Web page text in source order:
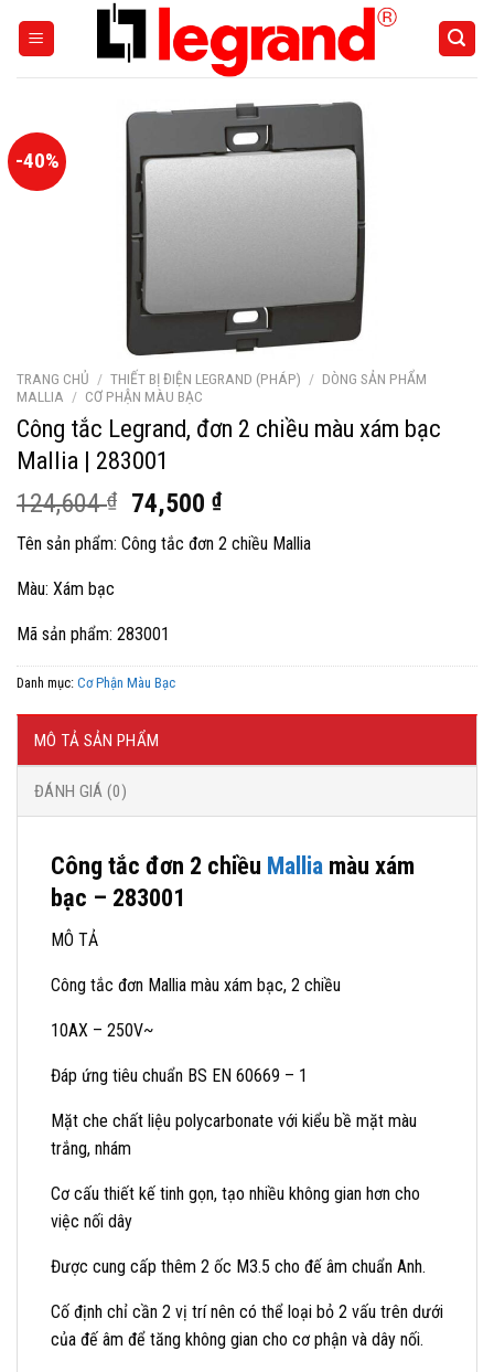
-40%
TRANG CHỦ / THIẾT BỊ ĐIỆN LEGRAND (PHÁP) / DÒNG SẢN PHẨM
MALLIA / CƠ PHẬN MÀU BẠC
Công tắc Legrand, đơn 2 chiều màu xám bạc
Mallia | 283001
124,604₫
Giá
gốc
là:
74,500₫Giá
hiện
tại
Tên sản phẩm: Công tắc đơn 2 chiều Mallia
Màu: Xám bạc
Mã sản phẩm: 283001
Danh mục: Cơ Phận Màu Bạc
MÔ TẢ SẢN PHẨM
ĐÁNH GIÁ (0)
Công tắc đơn 2 chiều Mallia màu xám
bạc – 283001
MÔ TẢ
Công tắc đơn Mallia màu xám bạc, 2 chiều
10AX – 250V~
Đáp ứng tiêu chuẩn BS EN 60669 – 1
Mặt che chất liệu polycarbonate với kiểu bề mặt màu
trắng, nhám
Cơ cấu thiết kế tinh gọn, tạo nhiều không gian hơn cho
việc nối dây
Được cung cấp thêm 2 ốc M3.5 cho đế âm chuẩn Anh.
Cố định chỉ cần 2 vị trí nên có thể loại bỏ 2 vấu trên dưới
của đế âm để tăng không gian cho cơ phận và dây nối.